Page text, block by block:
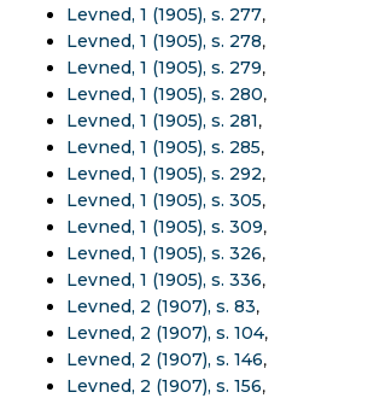
Levned, 1 (1905), s. 277,
Levned, 1 (1905), s. 278,
Levned, 1 (1905), s. 279,
Levned, 1 (1905), s. 280,
Levned, 1 (1905), s. 281,
Levned, 1 (1905), s. 285,
Levned, 1 (1905), s. 292,
Levned, 1 (1905), s. 305,
Levned, 1 (1905), s. 309,
Levned, 1 (1905), s. 326,
Levned, 1 (1905), s. 336,
Levned, 2 (1907), s. 83,
Levned, 2 (1907), s. 104,
Levned, 2 (1907), s. 146,
Levned, 2 (1907), s. 156,